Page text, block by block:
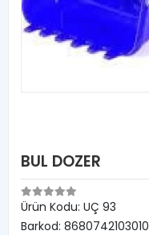
BUL DOZER
Ürün Kodu: UÇ 93
Barkod: 8680742103010